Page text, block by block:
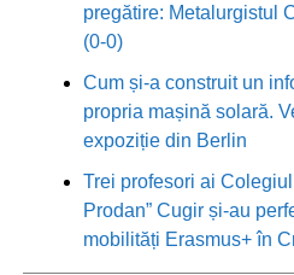
pregătire: Metalurgistul
(0-0)
Cum și-a construit un
propria mașină solară.
expoziție din Berlin
Trei profesori ai
Prodan” Cugir și-au
mobilități Erasmus+ în